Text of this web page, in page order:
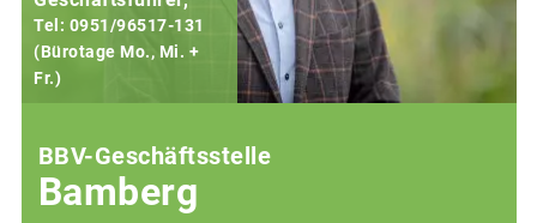
Tel: 0951/96517-131
(Bürotage Mo., Mi. +
Fr.)
BBV-Geschäftsstelle
Bamberg